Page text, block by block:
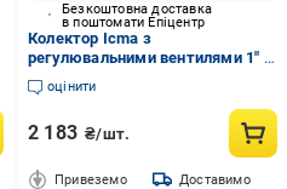
Безкоштовна доставка
в поштомати Епіцентр
Колектор Icma з
регулювальними вентилями 1" 3
виходи №1105 Red
(VRM00049595)
оцінити
2 183 ₴/шт.
Привеземо Доставимо